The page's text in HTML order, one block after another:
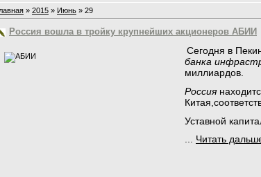
» 2015 » Июнь » 29
Россия вошла в тройку крупнейших акционеров АБИИ
Сегодня в
банка
миллиардов.
Россия
Уставной
... Читать